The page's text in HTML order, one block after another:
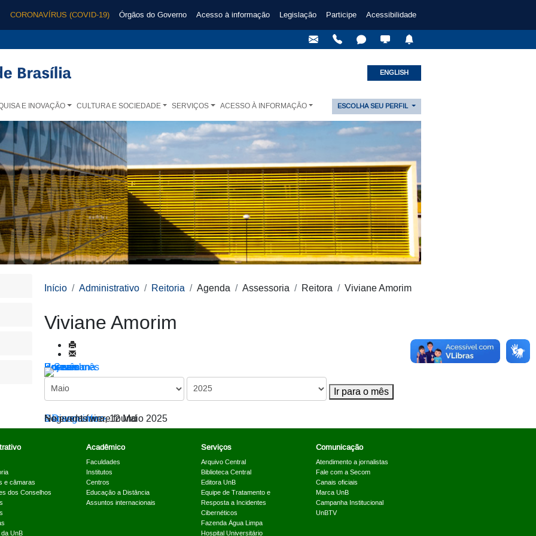
CORONAVÍRUS (COVID-19) Órgãos do Governo Acesso à informação Legislação Participe Acessibilidade
ENGLISH
E INOVAÇÃO CULTURA E SOCIEDADE SERVIÇOS ACESSO À INFORMAÇÃO ESCOLHA SEU PERFIL
Início Administrativo Reitoria Agenda Assessoria Reitora Viviane Amorim
Viviane Amorim
Por ano
Por mês
Por semana
Hoje
Ir para o mês
Ir para o mês
< Dia anterior
Segunda-feira, 12 Maio 2025
Dia seguinte >
No events were found
e câmaras
dos Conselhos
UnB
Acadêmico
Faculdades
Institutos
Centros
Educação a Distância
Assuntos internacionais
Serviços
Arquivo Central
Biblioteca Central
Editora UnB
Equipe de Tratamento e
Resposta a Incidentes
Cibernéticos
Fazenda Água Limpa
Hospital Universitário
Comunicação
Atendimento a jornalistas
Fale com a Secom
Canais oficiais
Marca UnB
Campanha Institucional
UnBTV